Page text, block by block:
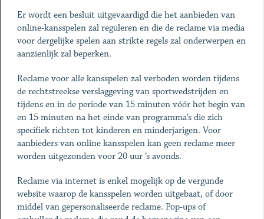
Er wordt een besluit uitgevaardigd die het aanbieden van
online-kansspelen zal reguleren en die de reclame via media
voor dergelijke spelen aan strikte regels zal onderwerpen en
aanzienlijk zal beperken.
Reclame voor alle kansspelen zal verboden worden tijdens
de rechtstreekse verslaggeving van sportwedstrijden en
tijdens en in de periode van 15 minuten vóór het begin van
en 15 minuten na het einde van programma’s die zich
specifiek richten tot kinderen en minderjarigen. Voor
aanbieders van online kansspelen kan geen reclame meer
worden uitgezonden voor 20 uur ’s avonds.
Reclame via internet is enkel mogelijk op de vergunde
website waarop de kansspelen worden uitgebaat, of door
middel van gepersonaliseerde reclame. Pop-ups of